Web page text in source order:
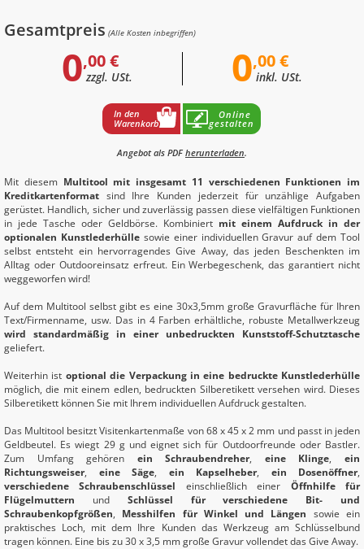
Gesamtpreis (Alle Kosten inbegriffen)
0,00 €
zzgl. USt. 0,00 €
inkl. USt.
In den
Warenkorb
Online
gestalten
Angebot als PDF herunterladen.
Mit diesem Multitool mit insgesamt 11 verschiedenen Funktionen im
Kreditkartenformat sind Ihre Kunden jederzeit für unzählige Aufgaben
gerüstet. Handlich, sicher und zuverlässig passen diese vielfältigen Funktionen
in jede Tasche oder Geldbörse. Kombiniert mit einem Aufdruck in der
optionalen Kunstlederhüllesowie einer individuellen Gravur auf dem Tool
selbst entsteht ein hervorragendes Give Away, das jeden Beschenkten im
Alltag oder Outdooreinsatz erfreut. Ein Werbegeschenk, das garantiert nicht
weggeworfen wird!
Auf dem Multitool selbst gibt es eine 30x3,5mm große Gravurfläche für Ihren
Text/Firmenname, usw. Das in 4 Farben erhältliche, robuste Metallwerkzeug
wird standardmäßig in einer unbedruckten Kunststoff-Schutztasche
geliefert.
Weiterhin ist optional die Verpackung in eine bedruckte Kunstlederhülle
möglich, die mit einem edlen, bedruckten Silberetikett versehen wird. Dieses
Silberetikett können Sie mit Ihrem individuellen Aufdruck gestalten.
Das Multitool besitzt Visitenkartenmaße von 68 x 45 x 2 mm und passt in jeden
Geldbeutel. Es wiegt 29 g und eignet sich für Outdoorfreunde oder Bastler.
Zum Umfang gehören ein Schraubendreher, eine Klinge,ein
Richtungsweiser, eine Säge, ein Kapselheber, ein Dosenöffner,
verschiedene Schraubenschlüssel einschließlich einer Öffnhilfe für
Flügelmuttern und Schlüssel für verschiedene Bit- und
Schraubenkopfgrößen, Messhilfen für Winkel und Längen sowie ein
praktisches Loch, mit dem Ihre Kunden das Werkzeug am Schlüsselbund
tragen können. Eine bis zu 30 x 3,5 mm große Gravur vollendet das Give Away.